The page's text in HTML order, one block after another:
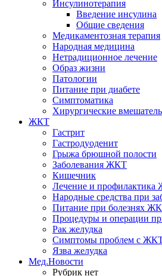
Инсулинотерапия
Введение инсулина
Общие сведения
Медикаментозная терапия
Народная медицина
Нетрадиционное лечение
Образ жизни
Патологии
Питание при диабете
Симптоматика
Хирургические
ЖКТ
Гастрит
Гастродуоденит
Грыжа брюшной полости
Заболевания ЖКТ
Кишечник
Лечение и
Народные средства при
Питание при болезнях
Процедуры и операции
Рак желудка
Симптомы проблем с
Язва желудка
Мед.Новости
Рубрик нет